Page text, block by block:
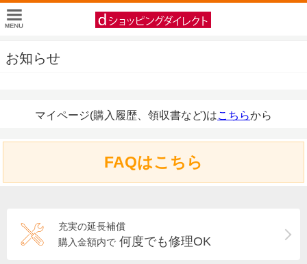
お知らせ
マイページ(購入履歴、領収書など)はこちらから
FAQはこちら
充実の延長補償
購入金額内で 何度でも修理OK